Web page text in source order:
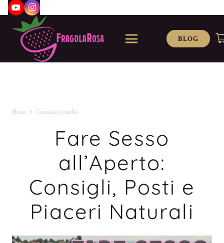
BLOG
Home Curiosità erotiche
Fare Sesso
all’Aperto:
Consigli, Posti e
Piaceri Naturali